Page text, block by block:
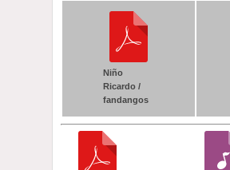
Niño
Ricardo /
fandangos